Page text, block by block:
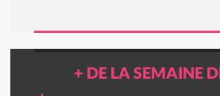
+ DE LA SEMAINE